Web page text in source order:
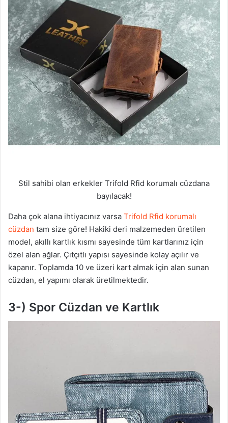
Stil sahibi olan erkekler Trifold Rfid korumalı cüzdana
bayılacak!
Daha çok alana ihtiyacınız varsa Trifold Rfid korumalı
cüzdan tam size göre! Hakiki deri malzemeden üretilen
model, akıllı kartlık kısmı sayesinde tüm kartlarınız için
özel alan ağlar. Çıtçıtlı yapısı sayesinde kolay açılır ve
kapanır. Toplamda 10 ve üzeri kart almak için alan sunan
cüzdan, el yapımı olarak üretilmektedir.
3-) Spor Cüzdan ve Kartlık